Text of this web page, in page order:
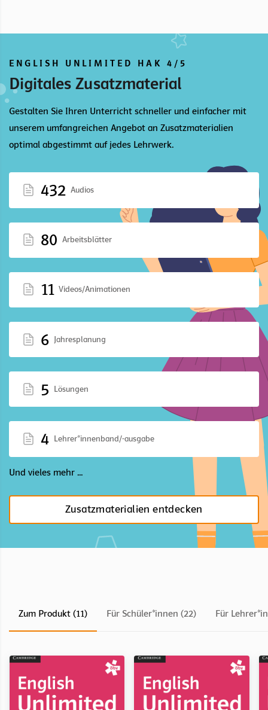
ENGLISH UNLIMITED HAK 4/5
Digitales Zusatzmaterial
Gestalten Sie Ihren Unterricht schneller und einfacher mit
unserem umfangreichen Angebot an Zusatzmaterialien
optimal abgestimmt auf jedes Lehrwerk.
432 Audios
80 Arbeitsblätter
11 Videos/Animationen
6 Jahresplanung
5 Lösungen
4 Lehrer*innenband/-ausgabe
Und vieles mehr ...
Zusatzmaterialien entdecken
Zum Produkt (11) Für Schüler*innen (22) Für